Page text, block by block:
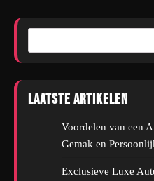
Laatste artikelen
Voordelen van een
Gemak en
Exclusieve Luxe